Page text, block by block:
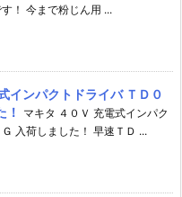
！ 今まで粉じん用 ...
インパクトドライバ ＴＤ０
！
マキタ ４０Ｖ 充電式インパク
入荷しました！ 早速ＴＤ ...